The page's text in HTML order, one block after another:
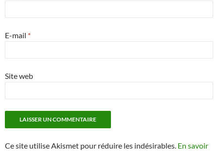
E-mail *
Site web
Ce site utilise Akismet pour réduire les indésirables. En savoir